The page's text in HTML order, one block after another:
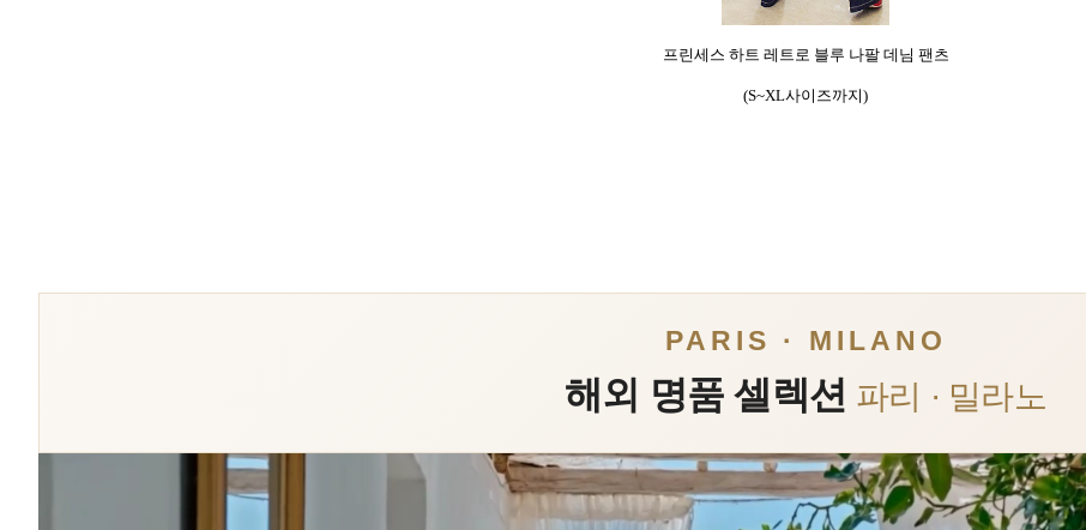
프린세스 하트 레트로 블루 나팔 데님 팬츠
(S~XL사이즈까지)
PARIS · MILANO
해외 명품 셀렉션 파리 · 밀라노